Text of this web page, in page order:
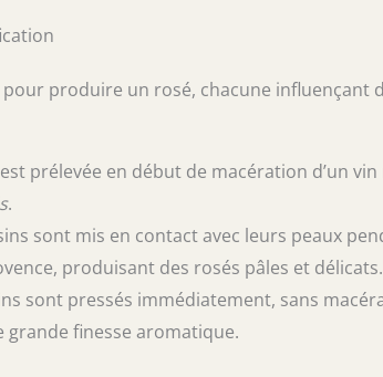
produire un rosé, chacune influençant
prélevée en début de macération d’un
.
sont mis en contact avec leurs peaux
produisant des rosés pâles et délicats.
sont pressés immédiatement, sans
grande finesse aromatique.